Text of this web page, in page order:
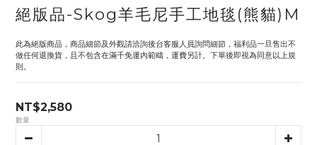
絕版品-Skog羊毛尼手工地毯(熊貓)M
此為絕版商品，商品細節及外觀請洽詢後台客服人員詢問細節，福利品一旦售出不
做任何退換貨，且不包含在滿千免運內範疇，運費另計。下單後即視為同意以上規
則。
NT$2,580
數量